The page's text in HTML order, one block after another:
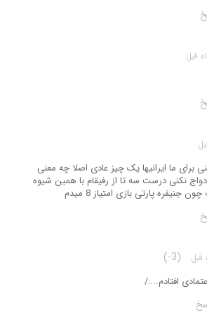
برای ما ایرانیها یک چیز عادی اصلا چه معنی
نکنی درست سه تا از رفیقام با همین شیوه
پارتی بازی امتیاز 8 میدم
(-3)
افتادم...:/